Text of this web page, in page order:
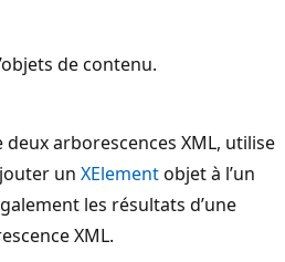
de contenu.
deux arborescences XML, utilise
un XElementobjet à l’un
les résultats d’une
XML.